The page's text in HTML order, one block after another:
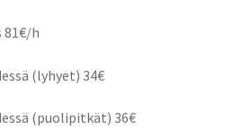
81€/h
(lyhyet) 34€
(puolipitkät) 36€